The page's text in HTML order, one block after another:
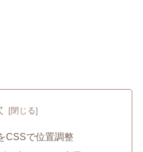
CSSで位置調整